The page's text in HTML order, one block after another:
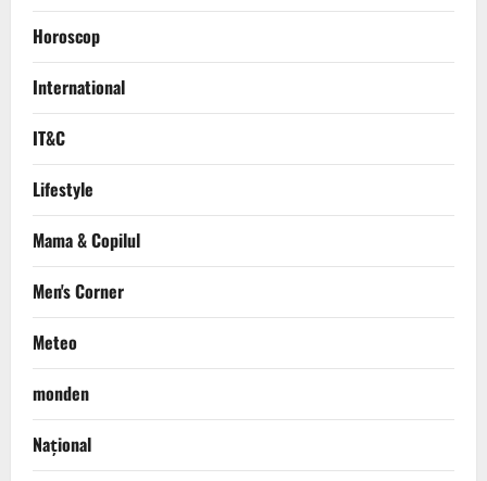
Horoscop
International
IT&C
Lifestyle
Mama & Copilul
Men's Corner
Meteo
monden
Național